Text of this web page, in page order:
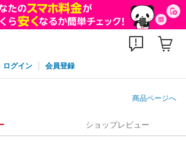
ログイン 会員登録
商品ページへ
ショップレビュー